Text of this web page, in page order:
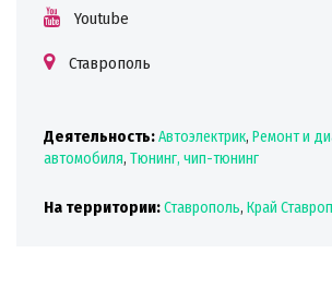
Youtube
Ставрополь
Деятельность:Автоэлектрик, Ремонт и
автомобиля, Тюнинг, чип-тюнинг
На территории:Ставрополь, Край